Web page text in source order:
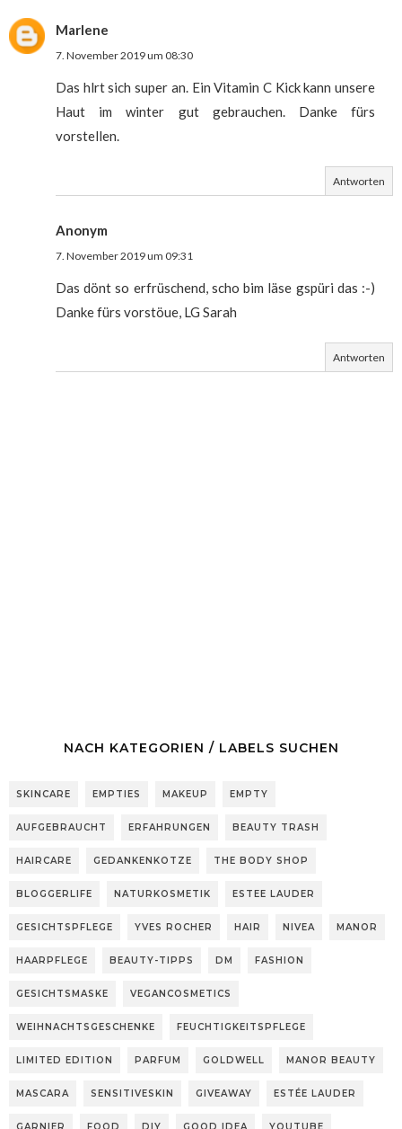
Marlene
7. November 2019 um 08:30
Das hlrt sich super an. Ein Vitamin C Kick kann unsere
Haut im winter gut gebrauchen. Danke fürs
vorstellen.
Antworten
Anonym
7. November 2019 um 09:31
Das dönt so erfrüschend, scho bim läse gspüri das :-)
Danke fürs vorstöue, LG Sarah
Antworten
NACH KATEGORIEN / LABELS SUCHEN
SKINCARE EMPTIES MAKEUP EMPTY
AUFGEBRAUCHT ERFAHRUNGEN BEAUTY TRASH
HAIRCARE GEDANKENKOTZE THE BODY SHOP
BLOGGERLIFE NATURKOSMETIK ESTEE LAUDER
GESICHTSPFLEGE YVES ROCHER HAIR NIVEA MANOR
HAARPFLEGE BEAUTY-TIPPS DM FASHION
GESICHTSMASKE VEGANCOSMETICS
WEIHNACHTSGESCHENKE FEUCHTIGKEITSPFLEGE
LIMITED EDITION PARFUM GOLDWELL MANOR BEAUTY
MASCARA SENSITIVESKIN GIVEAWAY ESTÉE LAUDER
GARNIER FOOD DIY GOOD IDEA YOUTUBE